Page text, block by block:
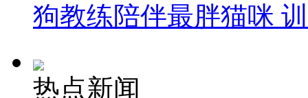
狗教练陪伴最胖猫咪
热点新闻